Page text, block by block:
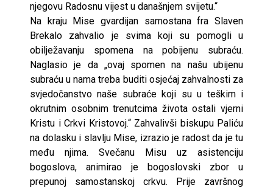
njegovu Radosnu vijest u današnjem svijetu.“
Na kraju Mise gvardijan samostana fra Slaven
Brekalo zahvalio je svima koji su pomogli u
obilježavanju spomena na pobijenu subraću.
Naglasio je da „ovaj spomen na našu ubijenu
subraću u nama treba buditi osjećaj zahvalnosti za
svjedočanstvo naše subraće koji su u teškim i
okrutnim osobnim trenutcima života ostali vjerni
Kristu i Crkvi Kristovoj.“ Zahvalivši biskupu Paliću
na dolasku i slavlju Mise, izrazio je radost da je tu
među njima. Svečanu Misu uz asistenciju
bogoslova, animirao je bogoslovski zbor u
prepunoj samostanskoj crkvu. Prije završnog